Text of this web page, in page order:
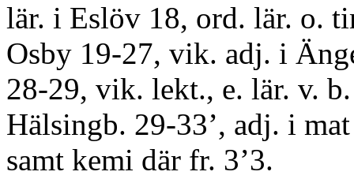
lär. i Eslöv 18, ord. lär. o.
Osby 19-27, vik. adj. i
28-29, vik. lekt., e. lär. v.
Hälsingb. 29-33’, adj. i
samt kemi där fr. 3’3.